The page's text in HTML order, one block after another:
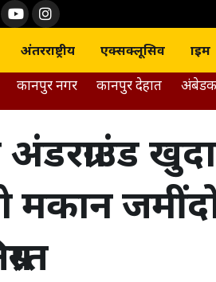
Yout
ube
Inst
agra
m
अंतरराष्ट्रीय
एक्सक्लूसिव क्राइम
कानपुर नगर कानपुर देहात
अंडरग्राउंड
मकान